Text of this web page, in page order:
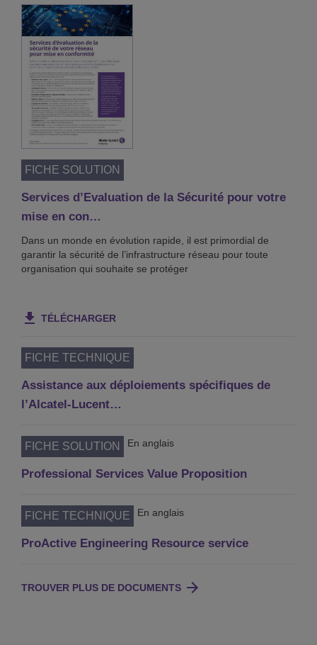
FICHE SOLUTION
Services d’Evaluation de la Sécurité pour votre
mise en con…
Dans un monde en évolution rapide, il est primordial de
garantir la sécurité de l’infrastructure réseau pour toute
organisation qui souhaite se protéger
TÉLÉCHARGER
FICHE TECHNIQUE
Assistance aux déploiements spécifiques de
l’Alcatel-Lucent…
FICHE SOLUTION En anglais
Professional Services Value Proposition
FICHE TECHNIQUE En anglais
ProActive Engineering Resource service
TROUVER PLUS DE DOCUMENTS